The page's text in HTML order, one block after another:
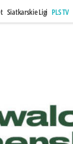
Siatkarskie Ligi PLS TV